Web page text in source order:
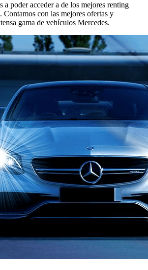
a poder acceder a de los mejores renting
Contamos con las mejores ofertas y
gama de vehículos Mercedes.